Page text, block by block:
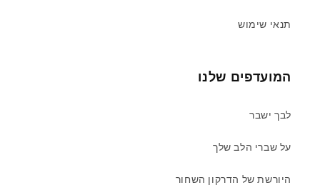
תנאי שימוש
המועדפים שלנו
לבך ישבר
על שברי הלב שלך
היורשת של הדרקון השחור